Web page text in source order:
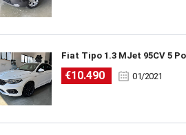
Fiat Tipo 1.3 MJet 95CV 5
€10.490 01/2021